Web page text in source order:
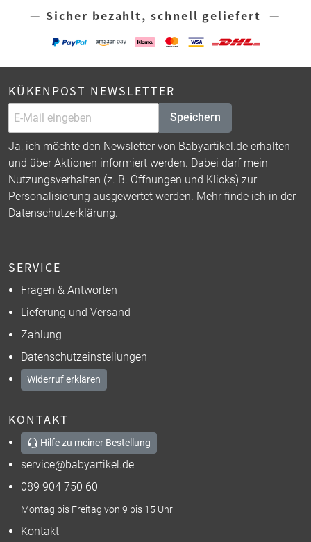
— Sicher bezahlt, schnell geliefert —
KÜKENPOST NEWSLETTER
Speichern
Ja, ich möchte den Newsletter von Babyartikel.de erhalten
und über Aktionen informiert werden. Dabei darf mein
Nutzungsverhalten (z. B. Öffnungen und Klicks) zur
Personalisierung ausgewertet werden. Mehr finde ich in der
Datenschutzerklärung.
SERVICE
Fragen & Antworten
Lieferung und Versand
Zahlung
Datenschutzeinstellungen
Widerruf erklären
KONTAKT
Hilfe zu meiner Bestellung
service@babyartikel.de
089 904 750 60
Montag bis Freitag von 9 bis 15 Uhr
Kontakt